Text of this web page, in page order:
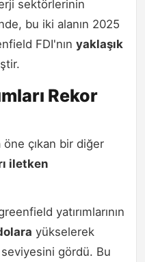
sektörlerinin
bu iki alanın 2025
FDI'nın yaklaşık
Rekor
öne çıkan bir diğer
iletken
yatırımlarının
yükselerek
gördü. Bu